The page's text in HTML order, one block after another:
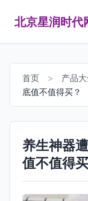
北京星润时代
首页 > 产品
底值不值得买？
养生神器
值不值得